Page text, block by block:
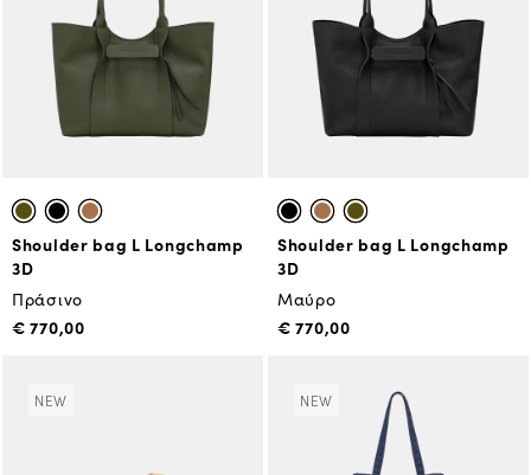
Shoulder bag L Longchamp
3D
Πράσινο
€ 770,00
Shoulder bag L Longchamp
3D
Μαύρο
€ 770,00
NEW NEW